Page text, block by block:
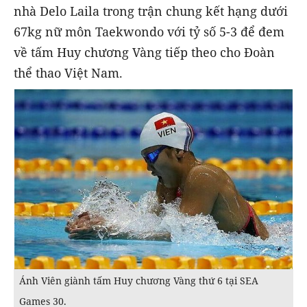
nhà Delo Laila trong trận chung kết hạng dưới
67kg nữ môn Taekwondo với tỷ số 5-3 để đem
về tấm Huy chương Vàng tiếp theo cho Đoàn
thể thao Việt Nam.
Ánh Viên giành tấm Huy chương Vàng thứ 6 tại SEA
Games 30.